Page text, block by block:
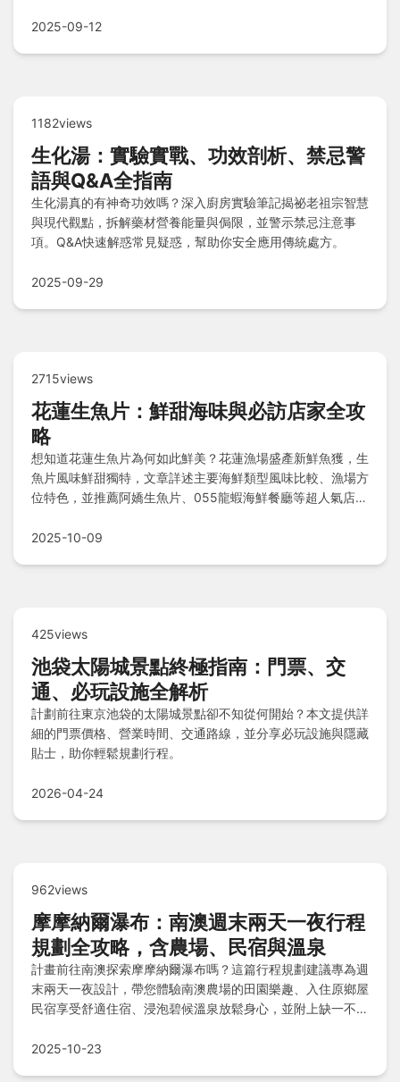
道？
2025-09-12
1182views
生化湯：實驗實戰、功效剖析、禁忌警
語與Q&A全指南
生化湯真的有神奇功效嗎？深入廚房實驗筆記揭祕老祖宗智慧
與現代觀點，拆解藥材營養能量與侷限，並警示禁忌注意事
項。Q&A快速解惑常見疑惑，幫助你安全應用傳統處方。
2025-09-29
2715views
花蓮生魚片：鮮甜海味與必訪店家全攻
略
想知道花蓮生魚片為何如此鮮美？花蓮漁場盛產新鮮魚獲，生
魚片風味鮮甜獨特，文章詳述主要海鮮類型風味比較、漁場方
位特色，並推薦阿嬌生魚片、055龍蝦海鮮餐廳等超人氣店
冰果室驚喜生魚片也不容錯過，常見QA解答所有疑問，一次
2025-10-09
425views
池袋太陽城景點終極指南：門票、交
通、必玩設施全解析
計劃前往東京池袋的太陽城景點卻不知從何開始？本文提供詳
細的門票價格、營業時間、交通路線，並分享必玩設施與隱藏
貼士，助你輕鬆規劃行程。
2026-04-24
962views
摩摩納爾瀑布：南澳週末兩天一夜行程
規劃全攻略，含農場、民宿與溫泉
計畫前往南澳探索摩摩納爾瀑布嗎？這篇行程規劃建議專為週
末兩天一夜設計，帶您體驗南澳農場的田園樂趣、入住原鄉屋
民宿享受舒適住宿、浸泡碧候溫泉放鬆身心，並附上缺一不可
決所有疑問，讓您的旅程既安全又難忘。
2025-10-23